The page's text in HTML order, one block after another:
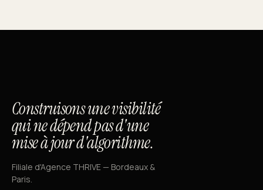
Construisons une visibilité
qui ne dépend pas d'une
mise à jour d'algorithme.
Filiale d'Agence THRIVE — Bordeaux &
Paris.